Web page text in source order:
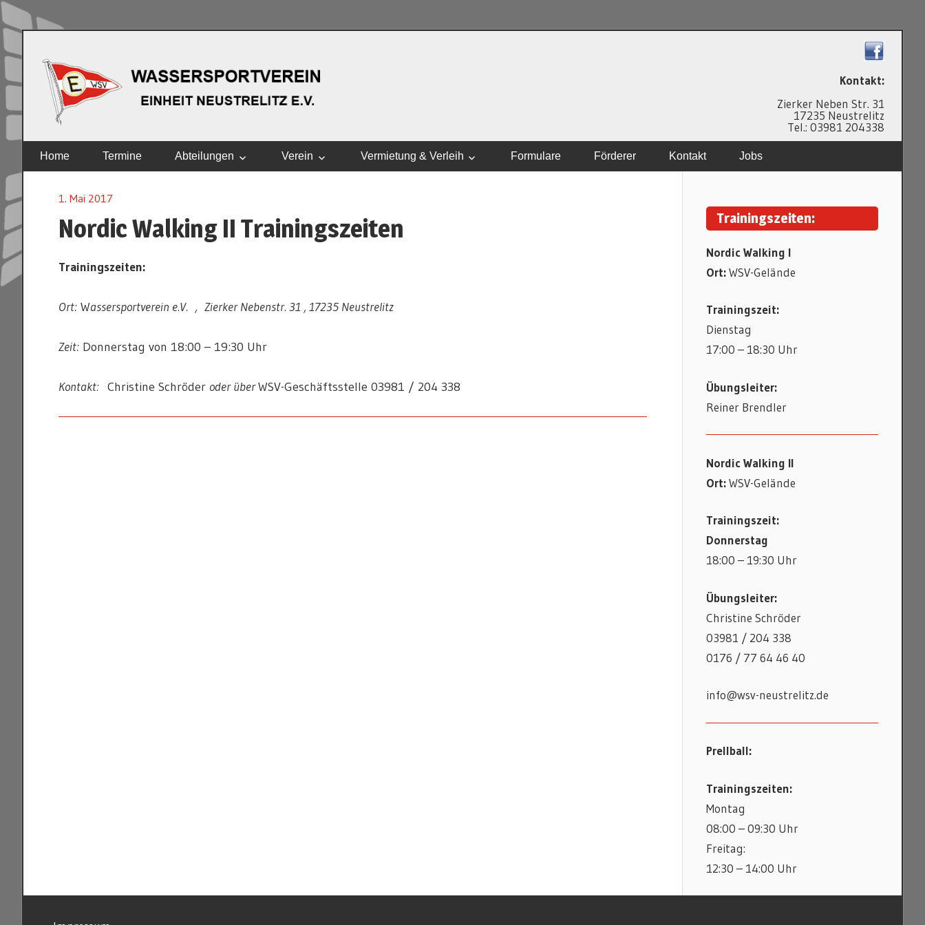
Inhalt
springen
Kontakt:
Zierker Neben Str. 31
17235 Neustrelitz
Tel.: 03981 204338
Home Termine Abteilungen Verein Vermietung & Verleih Formulare Förderer Kontakt Jobs
1. Mai 2017
Nordic Walking II Trainingszeiten
Trainingszeiten:
Ort: Wassersportverein e.V. , Zierker Nebenstr. 31 , 17235 Neustrelitz
Zeit: Donnerstag von 18:00 – 19:30 Uhr
Kontakt: Christine Schröder oder überWSV-Geschäftsstelle 03981 / 204 338
Trainingszeiten:
Nordic Walking I
Ort:WSV-Gelände
Trainingszeit:
Dienstag
17:00 – 18:30 Uhr
Übungsleiter:
Reiner Brendler
Nordic Walking II
Ort:WSV-Gelände
Trainingszeit:
Donnerstag
18:00 – 19:30 Uhr
Übungsleiter:
Christine Schröder
03981 / 204 338
0176 / 77 64 46 40
info@wsv-neustrelitz.de
Prellball:
Trainingszeiten:
Montag
08:00 – 09:30 Uhr
Freitag:
12:30 – 14:00 Uhr